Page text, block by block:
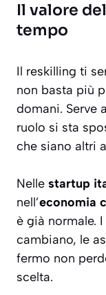
Il valore
tempo
Il reskilling ti
non basta più
domani. Serve
ruolo si sta
che siano altri
Nelle startup
nell’economia
è già normale.
cambiano, le
fermo non
scelta.